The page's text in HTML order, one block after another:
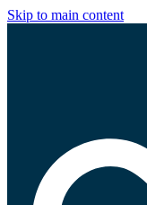
Skip to main content